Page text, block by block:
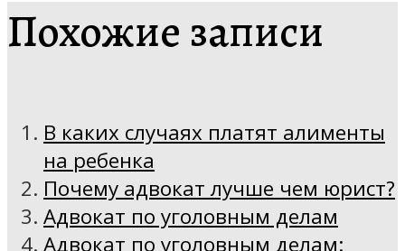
Похожие записи
В каких случаях платят алименты
на ребенка
Почему адвокат лучше чем юрист?
Адвокат по уголовным делам
Адвокат по уголовным делам: